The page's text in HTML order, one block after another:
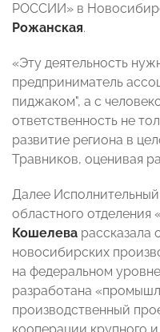
РОССИИ» в
Рожанская.
«Эту деятельность
предприниматель
пиджаком", а с
ответственность не
развитие региона в
Травников, оценивая
Далее
областного
Кошелева рассказала
новосибирских
на федеральном
разработана
производственный